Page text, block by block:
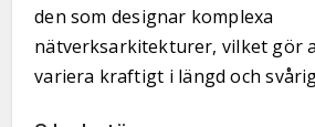
den som designar komplexa
nätverksarkitekturer, vilket gör
variera kraftigt i längd och